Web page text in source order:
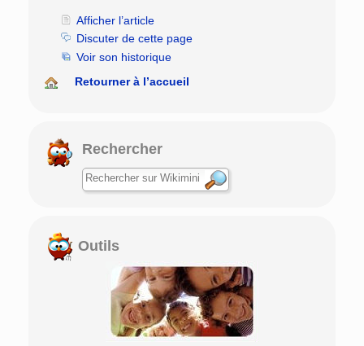
Afficher l’article
Discuter de cette page
Voir son historique
Retourner à l’accueil
Rechercher
Outils